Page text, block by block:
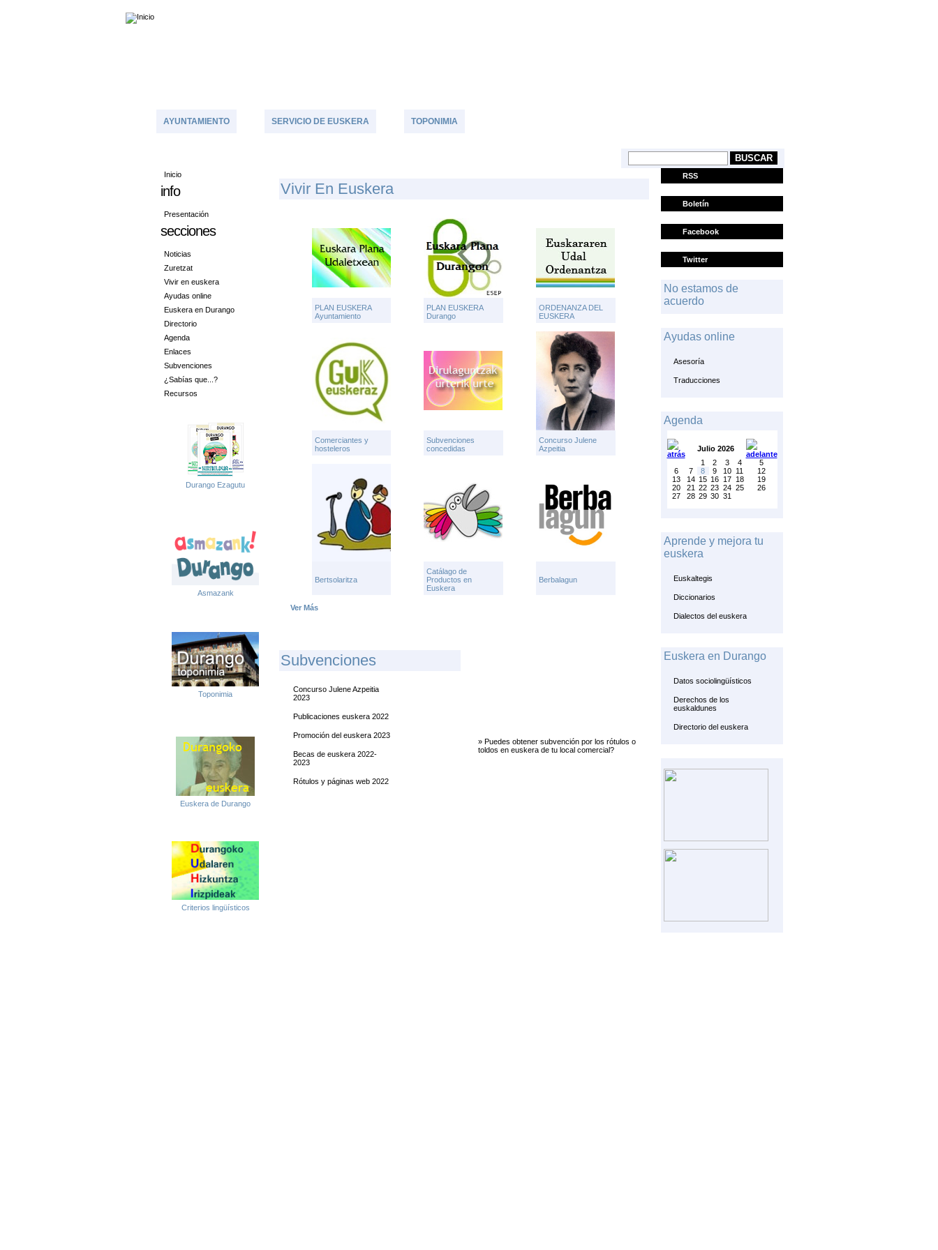
AYUNTAMIENTO SERVICIO DE EUSKERA TOPONIMIA
Inicio
info
Presentación
secciones
Noticias
Zuretzat
Vivir en euskera
Ayudas online
Euskera en Durango
Directorio
Agenda
Enlaces
Subvenciones
¿Sabías que...?
Recursos
Durango Ezagutu
Asmazank
Toponimia
Euskera de Durango
Criterios lingüísticos
VIvir En Euskera
PLAN EUSKERA
Ayuntamiento
PLAN EUSKERA
Durango
ORDENANZA DEL
EUSKERA
Comerciantes y
hosteleros
Subvenciones
concedidas
Concurso Julene
Azpeitia
Bertsolaritza
Catálago de
Productos en
Euskera
Berbalagun
Ver Más
SUbvenciones
Concurso Julene Azpeitia
2023
Publicaciones euskera 2022
Promoción del euskera 2023
Becas de euskera 2022-
2023
Rótulos y páginas web 2022
» Puedes obtener subvención por los rótulos o
toldos en euskera de tu local comercial?
RSS
Boletín
Facebook
Twitter
No estamos de
acuerdo
Ayudas online
Asesoría
Traducciones
Agenda
Julio 2026
1
2 3 4
5
6
7 8 9 10 11
12
13
14 15 16 17 18
19
20
21 22 23 24 25
26
27
28 29 30 31
Aprende y mejora tu
euskera
Euskaltegis
Diccionarios
Dialectos del euskera
Euskera en Durango
Datos sociolingüísticos
Derechos de los
euskaldunes
Directorio del euskera